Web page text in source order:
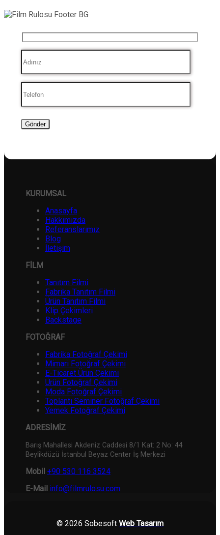
KURUMSAL
Anasayfa
Hakkımızda
Referanslarımız
Blog
İletişim
FİLM
Tanıtım Filmi
Fabrika Tanıtım Filmi
Ürün Tanıtım Filmi
Klip Çekimleri
Backstage
FOTOĞRAF
Fabrika Fotoğraf Çekimi
Mimari Fotoğraf Çekimi
E-Ticaret Ürün Çekimi
Ürün Fotoğraf Çekimi
Moda Fotoğraf Çekimi
Toplantı Seminer Fotoğraf Çekimi
Yemek Fotoğraf Çekimi
ADRESİMİZ
Barış Mahallesi Akdeniz Caddesi 8/1 Kat: 2 No: 44
Beylikdüzü İstanbul Beyaz Center İş Merkezi
Mobil +90 530 116 3524
E-Mail info@filmrulosu.com
© 2026 Sobesoft Web Tasarım